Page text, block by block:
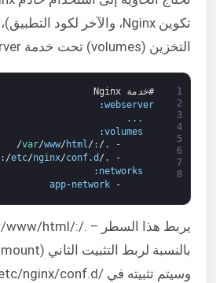
التخزين (volumes) تحت خدمة webserver:
1
2
3
4
5
6
7
8
#خدمة Nginx
webserver
:
.
.
.
volumes
:
-
.
/
:
/
var/www/ html
/
-
.
/
: /etc/nginx/conf.d
networks
:
-
app-network